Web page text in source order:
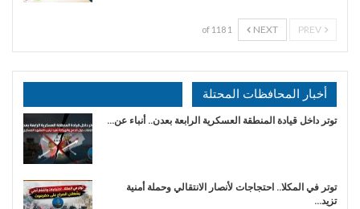
NEXT
1 of 118
أخبار المحافظات المحتلة
توتر داخل قيادة المنطقة العسكرية الرابعة بعدن.. أنباء عن…
توتر في المكلا.. احتجاجات لأنصار الانتقالي وحملة أمنية
تزيد…